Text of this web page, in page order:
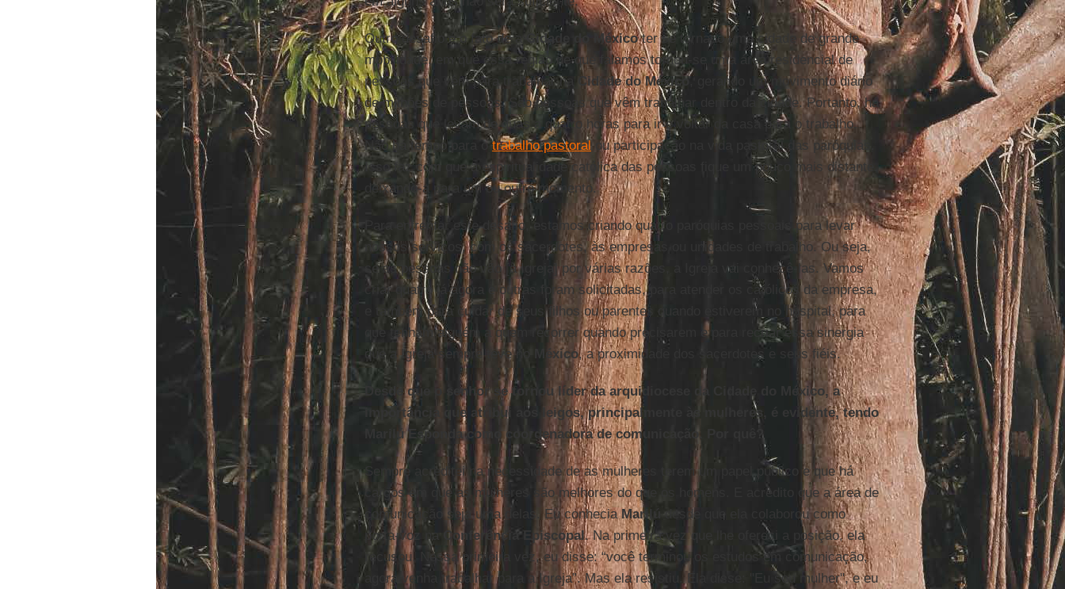
Outro desafio é o fato de a Cidade do Méxicoter se tornado uma cidade de grande
mobilidade, em que essa região de que falamos tornou-se uma área residencial de
pessoas que vêm para trabalhar na
Cidade do México, gerando um movimento diário
de milhões de pessoas. São pessoas que vêm trabalhar dentro da cidade. Portanto, há
pessoas que levam de duas a quatro horas para ir e voltar da casa para o trabalho.
Não há tempo para otrabalho pastoralou participação na vida pastoral das paróquias.
Isso faz com que a espiritualidade católica das pessoas fique um pouco mais distante,
deixando-a para um ou outro momento.
Para enfrentar este desafio, estamos criando quatro paróquias pessoais para levar
nossos serviços, com os sacerdotes, às empresas ou unidades de trabalho. Ou seja,
se as pessoas não vão [à Igreja] por várias razões, a Igreja vai conhecê-las. Vamos
criar quatro já agora e outras foram solicitadas, para atender os católicos da empresa,
e também para cuidar de seus filhos ou parentes quando estiverem no hospital, para
que tenham alguém a quem recorrer quando precisarem e para recriar essa sinergia
que a Igreja sempre teve no
México, a proximidade dos sacerdotes e seus fiéis.
Desde que o senhor se tornou líder da arquidiocese da Cidade do México, a
importância que atribui aos leigos, principalmente às mulheres, é evidente, tendo
Marilú Esponda como coordenadora de comunicação. Por quê?
Sempre acreditei na necessidade de as mulheres terem um papel público e que há
cargos em que as mulheres são melhores do que os homens. E acredito que a área de
comunicação seja uma delas. Eu conheciaMarilú
desde que ela colaborou como
porta-voz na
Conferência Episcopal. Na primeira vez que lhe ofereci a posição, ela
recusou. Nessa primeira vez, eu disse: “você terminou os estudos em comunicação,
agora venha trabalhar para a Igreja”. Mas ela resistiu. Ela disse: "Eu sou mulher", e eu